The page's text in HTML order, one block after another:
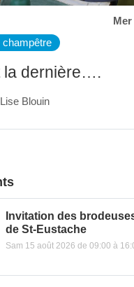
champêtre
la dernière….
Blouin
Invitation des
de St-Eustache
Sam 15 août 2026 de 09:00 à